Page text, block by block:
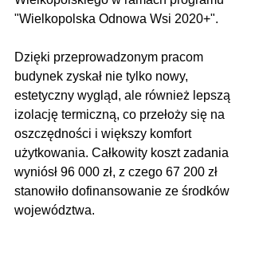
"Wielkopolska Odnowa Wsi 2020+".
Dzięki przeprowadzonym pracom
budynek zyskał nie tylko nowy,
estetyczny wygląd, ale również lepszą
izolację termiczną, co przełoży się na
oszczędności i większy komfort
użytkowania. Całkowity koszt zadania
wyniósł 96 000 zł, z czego 67 200 zł
stanowiło dofinansowanie ze środków
województwa.